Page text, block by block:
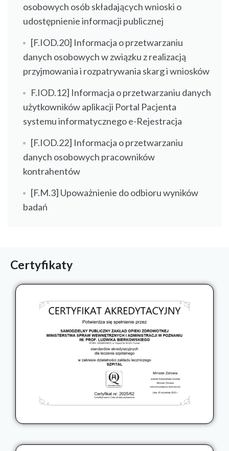
osobowych osób składających wnioski o
udostępnienie informacji publicznej
[F.IOD.20] Informacja o przetwarzaniu
danych osobowych w związku z realizacją
przyjmowania i rozpatrywania skarg i wniosków
F.IOD.12] Informacja o przetwarzaniu danych
użytkowników aplikacji Portal Pacjenta
systemu informatycznego e-Rejestracja
[F.IOD.22] Informacja o przetwarzaniu
danych osobowych pracowników
kontrahentów
[F.M.3] Upoważnienie do odbioru wyników
badań
Certyfikaty